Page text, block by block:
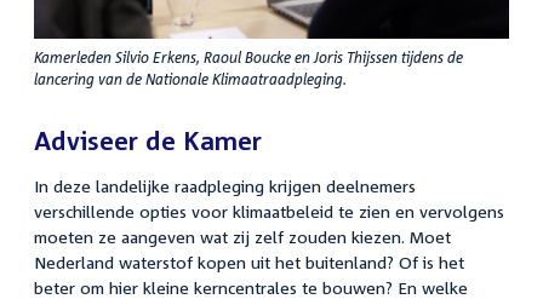
Kamerleden Silvio Erkens, Raoul Boucke en Joris Thijssen tijdens de
lancering van de Nationale Klimaatraadpleging.
Adviseer de Kamer
In deze landelijke raadpleging krijgen deelnemers
verschillende opties voor klimaatbeleid te zien en vervolgens
moeten ze aangeven wat zij zelf zouden kiezen. Moet
Nederland waterstof kopen uit het buitenland? Of is het
beter om hier kleine kerncentrales te bouwen? En welke